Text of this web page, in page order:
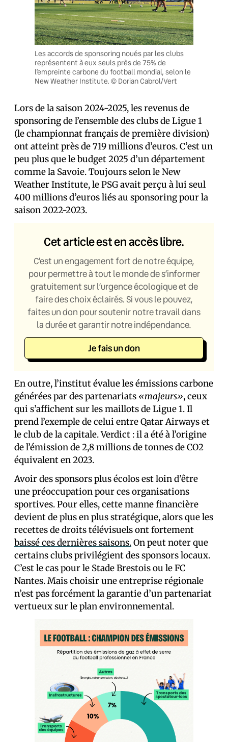
Les accords de sponsoring noués par les clubs
représentent à eux seuls près de 75% de
l’empreinte carbone du football mondial, selon le
New Weather Institute. © Dorian Cabrol/Vert
Lors de la saison 2024-2025, les revenus de
sponsoring de l’ensemble des clubs de Ligue 1
(le championnat français de première division)
ont atteint près de 719 millions d’euros. C’est un
peu plus que le budget 2025 d’un département
comme la Savoie. Toujours selon le New
Weather Institute, le PSG avait perçu à lui seul
400 millions d’euros liés au sponsoring pour la
saison 2022-2023.
Cet article est en accès libre.
C’est un engagement fort de notre équipe,
pour permettre à tout le monde de s’informer
gratuitement sur l’urgence écologique et de
faire des choix éclairés. Si vous le pouvez,
faites un don pour soutenir notre travail dans
la durée et garantir notre indépendance.
Je fais un don
En outre, l’institut évalue les émissions carbone
générées par des partenariats «majeurs», ceux
qui s’affichent sur les maillots de Ligue 1. Il
prend l’exemple de celui entre Qatar Airways et
le club de la capitale. Verdict : il a été à l’origine
de l’émission de 2,8 millions de tonnes de CO2
équivalent en 2023.
Avoir des sponsors plus écolos est loin d’être
une préoccupation pour ces organisations
sportives. Pour elles, cette manne financière
devient de plus en plus stratégique, alors que les
recettes de droits télévisuels ont fortement
baissé ces dernières saisons.On peut noter que
certains clubs privilégient des sponsors locaux.
C’est le cas pour le Stade Brestois ou le FC
Nantes. Mais choisir une entreprise régionale
n’est pas forcément la garantie d’un partenariat
vertueux sur le plan environnemental.